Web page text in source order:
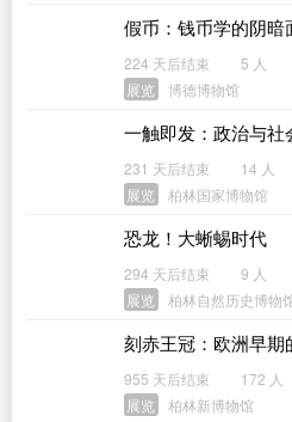
假币：钱币学的阴暗
224 天后结束 5 人
展览
博德博物馆
一触即发：政治与社
2000）
231 天后结束 14 人
展览
柏林国家博物馆
恐龙！大蜥蜴时代
294 天后结束 9 人
展览
柏林自然历史博物
刻赤王冠：欧洲早期
955 天后结束 172 人
展览
柏林新博物馆